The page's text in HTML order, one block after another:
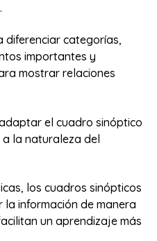
diferenciar categorías,
importantes y
mostrar relaciones
el cuadro sinóptico
la naturaleza del
los cuadros sinópticos
información de manera
un aprendizaje más